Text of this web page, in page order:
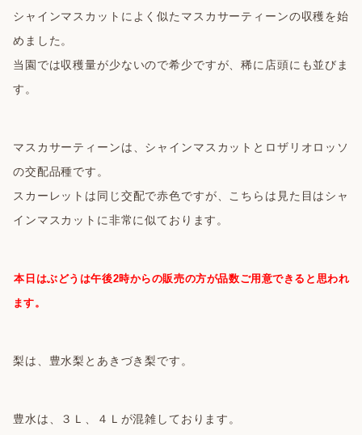
シャインマスカットによく似たマスカサーティーンの収穫を始
めました。
当園では収穫量が少ないので希少ですが、稀に店頭にも並びま
す。
マスカサーティーンは、シャインマスカットとロザリオロッソ
の交配品種です。
スカーレットは同じ交配で赤色ですが、こちらは見た目はシャ
インマスカットに非常に似ております。
本日はぶどうは午後2時からの販売の方が品数ご用意できると思われ
ます。
梨は、豊水梨とあきづき梨です。
豊水は、３Ｌ、４Ｌが混雑しております。